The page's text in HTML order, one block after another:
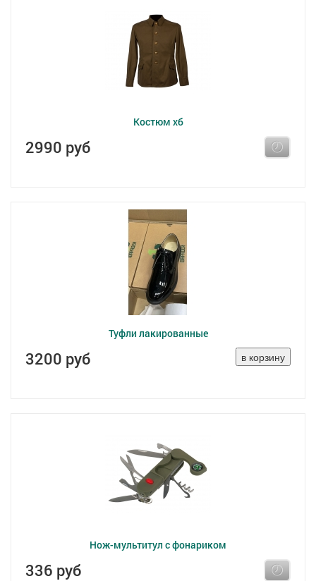
Костюм хб
2990 руб
Туфли лакированные
3200 руб
Нож-мультитул с фонариком
336 руб